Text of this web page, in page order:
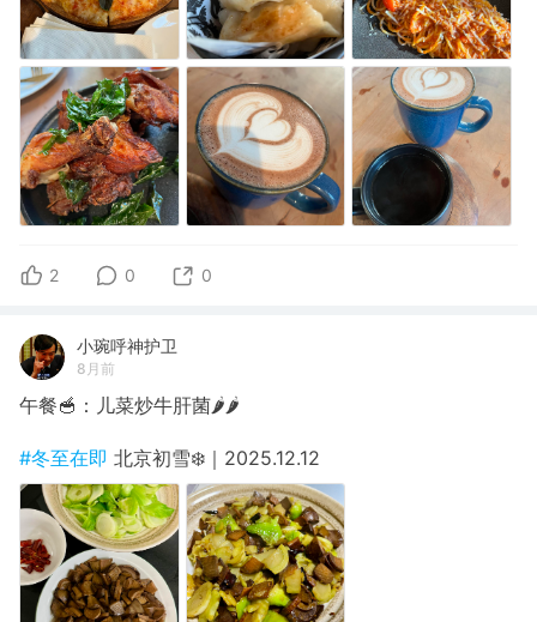
2 0 0
小琬呼神护卫
8月前
午餐🥣：儿菜炒牛肝菌🌶️🌶️
#冬至在即 北京初雪❄️｜2025.12.12